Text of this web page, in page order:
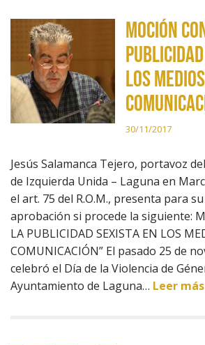
MOCIÓN
LOS
30/11/2017
Jesús Salamanca Tejero, portavoz
de Izquierda Unida – Laguna en
el art. 75 del R.O.M., presenta para
aprobación si procede la siguiente:
LA PUBLICIDAD SEXISTA EN LOS
COMUNICACIÓN” El pasado 25 de
celebró el Día de la Violencia de
Ayuntamiento de Laguna… Leer